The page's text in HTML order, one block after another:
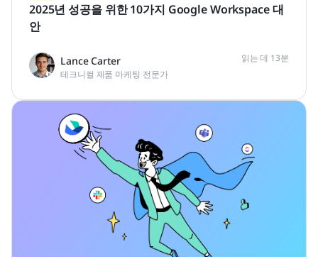
2025년 성공을 위한 10가지 Google Workspace 대
안
Lance Carter
테크니컬 제품 마케팅 전문가
읽는 데 13분